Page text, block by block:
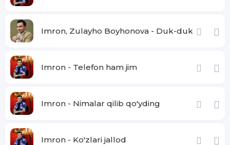
Imron, Zulayho Boyhonova - Duk-duk
Imron - Telefon ham jim
Imron - Nimalar qilib qo'yding
Imron - Ko'zlari jallod